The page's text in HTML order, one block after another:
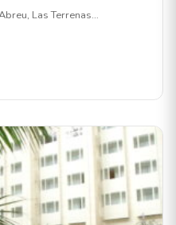
Las Terrenas…